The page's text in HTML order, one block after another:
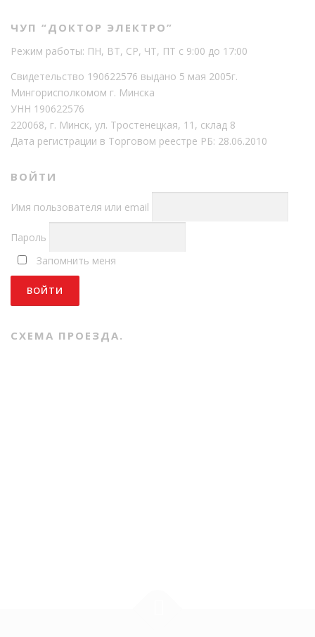
ЧУП “ДОКТОР ЭЛЕКТРО”
Режим работы: ПН, ВТ, СР, ЧТ, ПТ с 9:00 до 17:00
Свидетельство 190622576 выдано 5 мая 2005г.
Мингорисполкомом г. Минска
УНН 190622576
220068, г. Минск, ул. Тростенецкая, 11, склад 8
Дата регистрации в Торговом реестре РБ: 28.06.2010
ВОЙТИ
Имя пользователя или email
Пароль
Запомнить меня
СХЕМА ПРОЕЗДА.